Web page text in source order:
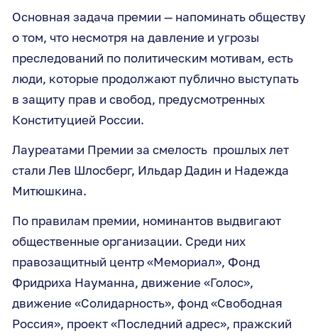
Основная задача премии — напоминать обществу
о том, что несмотря на давление и угрозы
преследований по политическим мотивам, есть
люди, которые продолжают публично выступать
в защиту прав и свобод, предусмотренных
Конституцией России.
Лауреатами Премии за смелость прошлых лет
стали Лев Шлосберг, Ильдар Дадин и Надежда
Митюшкина.
По правилам премии, номинантов выдвигают
общественные организации. Среди них
правозащитный центр «Мемориал», Фонд
Фридриха Науманна, движение «Голос»,
движение «Солидарность», фонд «Свободная
Россия», проект «Последний адрес», пражский